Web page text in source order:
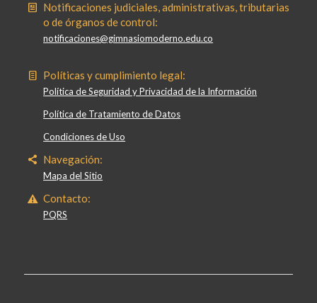
Notificaciones judiciales, administrativas, tributarias
o de órganos de control:
notificaciones@gimnasiomoderno.edu.co
Políticas y cumplimiento legal:
Política de Seguridad y Privacidad de la Información
Política de Tratamiento de Datos
Condiciones de Uso
Navegación:
Mapa del Sitio
Contacto:
PQRS